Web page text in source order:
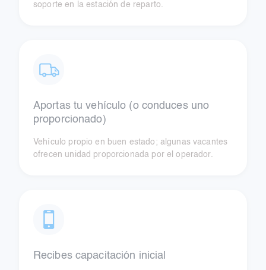
soporte en la estación de reparto.
Aportas tu vehículo (o conduces uno
proporcionado)
Vehículo propio en buen estado; algunas vacantes
ofrecen unidad proporcionada por el operador.
Recibes capacitación inicial